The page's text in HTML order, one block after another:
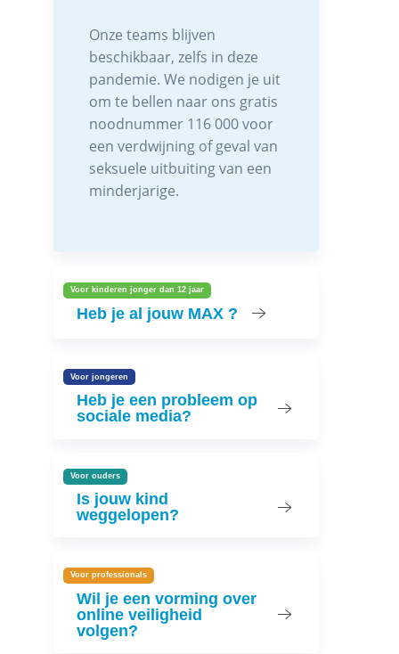
Onze teams blijven
beschikbaar, zelfs in deze
pandemie. We nodigen je uit
om te bellen naar ons gratis
noodnummer 116 000 voor
een verdwijning of geval van
seksuele uitbuiting van een
minderjarige.
Voor kinderen jonger dan 12 jaar
Heb je al jouw MAX ?
Voor jongeren
Heb je een probleem op
sociale media?
Voor ouders
Is jouw kind
weggelopen?
Voor professionals
Wil je een vorming over
online veiligheid
volgen?